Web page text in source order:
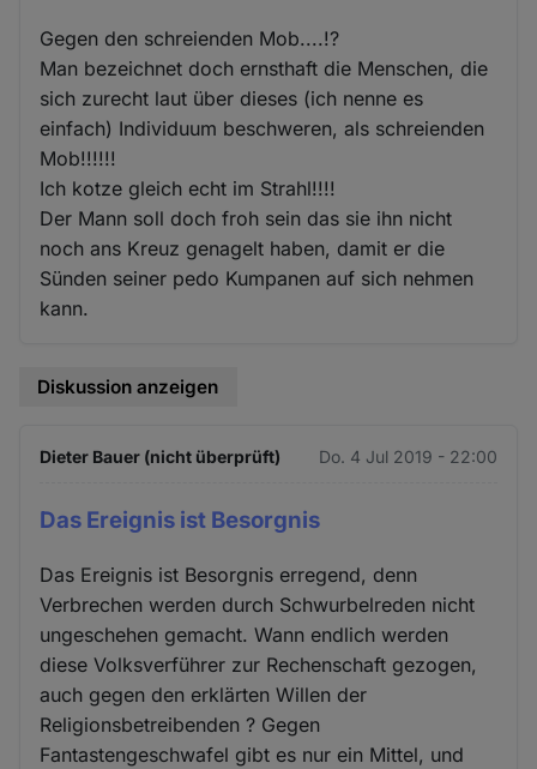
Gegen den schreienden Mob....!?
Man bezeichnet doch ernsthaft die Menschen, die
sich zurecht laut über dieses (ich nenne es
einfach) Individuum beschweren, als schreienden
Mob!!!!!!
Ich kotze gleich echt im Strahl!!!!
Der Mann soll doch froh sein das sie ihn nicht
noch ans Kreuz genagelt haben, damit er die
Sünden seiner pedo Kumpanen auf sich nehmen
kann.
Diskussion anzeigen
Dieter Bauer (nicht überprüft) Do. 4 Jul 2019 - 22:00
Das Ereignis ist Besorgnis
Das Ereignis ist Besorgnis erregend, denn
Verbrechen werden durch Schwurbelreden nicht
ungeschehen gemacht. Wann endlich werden
diese Volksverführer zur Rechenschaft gezogen,
auch gegen den erklärten Willen der
Religionsbetreibenden ? Gegen
Fantastengeschwafel gibt es nur ein Mittel, und